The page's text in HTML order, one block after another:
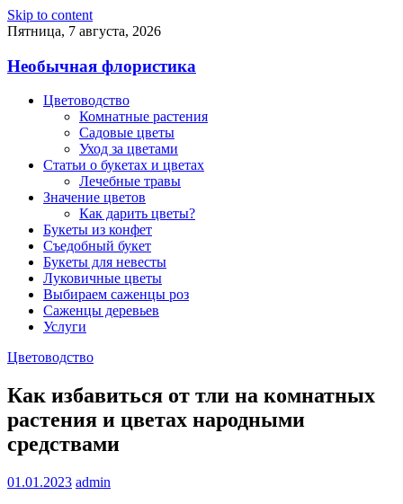
Skip to content
Пятница, 7 августа, 2026
Необычная флористика
Цветоводство
Комнатные растения
Садовые цветы
Уход за цветами
Статьи о букетах и цветах
Лечебные травы
Значение цветов
Как дарить цветы?
Букеты из конфет
Съедобный букет
Букеты для невесты
Луковичные цветы
Выбираем саженцы роз
Саженцы деревьев
Услуги
Цветоводство
Как избавиться от тли на комнатных
растения и цветах народными
средствами
01.01.2023 admin